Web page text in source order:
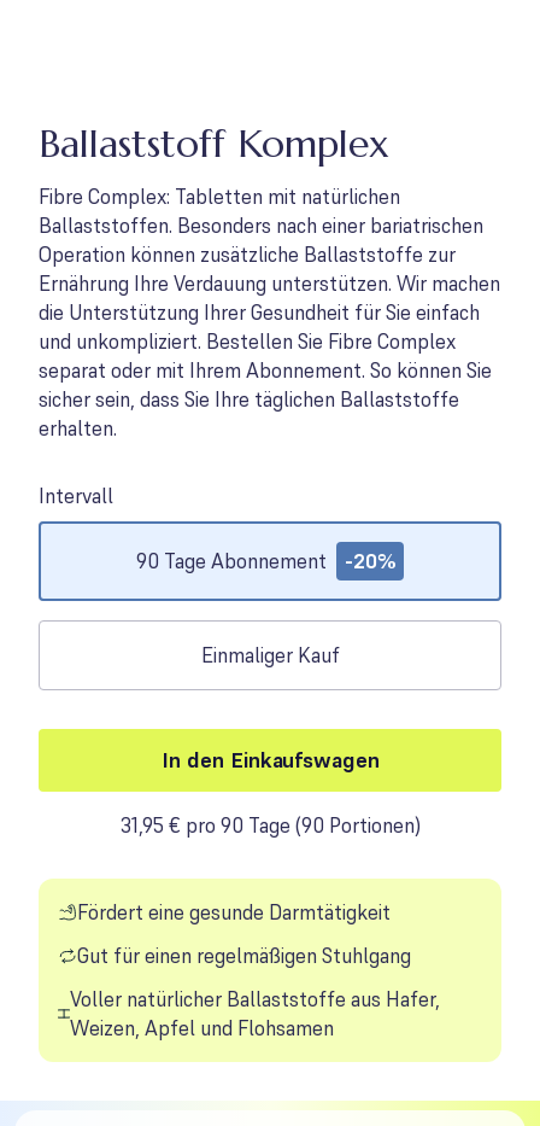
Ballaststoff Komplex
Fibre Complex: Tabletten mit natürlichen
Ballaststoffen. Besonders nach einer bariatrischen
Operation können zusätzliche Ballaststoffe zur
Ernährung Ihre Verdauung unterstützen. Wir machen
die Unterstützung Ihrer Gesundheit für Sie einfach
und unkompliziert. Bestellen Sie Fibre Complex
separat oder mit Ihrem Abonnement. So können Sie
sicher sein, dass Sie Ihre täglichen Ballaststoffe
erhalten.
Intervall
Options
90 Tage Abonnement -20%
Einmaliger Kauf
In den Einkaufswagen
31,95 € pro 90 Tage (90 Portionen)
Fördert eine gesunde Darmtätigkeit
Gut für einen regelmäßigen Stuhlgang
Voller natürlicher Ballaststoffe aus Hafer,
Weizen, Apfel und Flohsamen